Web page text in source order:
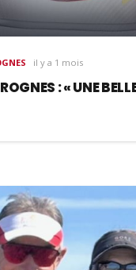
il y a 1 mois
: « UNE